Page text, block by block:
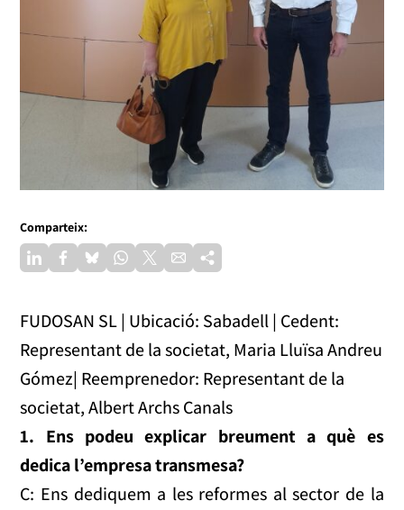
Comparteix:
FUDOSAN SL | Ubicació: Sabadell | Cedent:
Representant de la societat, Maria Lluïsa Andreu
Gómez| Reemprenedor: Representant de la
societat, Albert Archs Canals
1. Ens podeu explicar breument a què es
dedica l’empresa transmesa?
C: Ens dediquem a les reformes al sector de la